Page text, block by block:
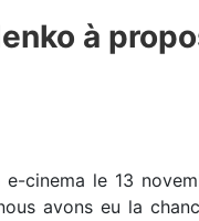
à
cinema le 13
avons eu la